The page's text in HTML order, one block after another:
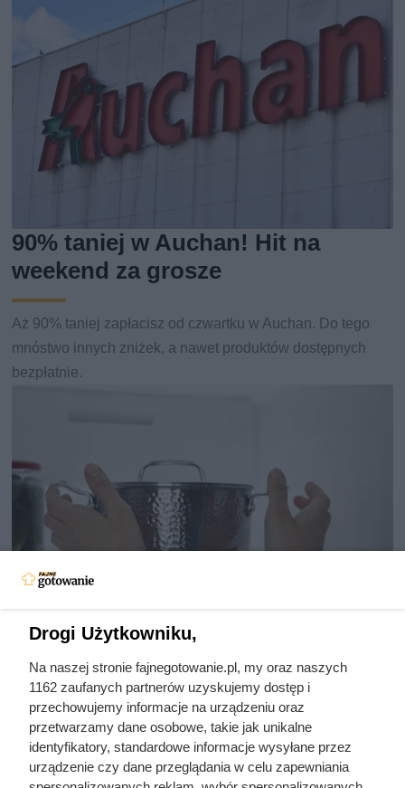
90% taniej w Auchan! Hit na
weekend za grosze
Aż 90% taniej zapłacisz od czwartku w Auchan. Do tego
mnóstwo innych zniżek, a nawet produktów dostępnych
bezpłatnie.
Pamiętasz ją z wakacji u babci?
Od strony dietetycznej to jeden z
najgorszych obiadów
Drogi Użytkowniku,
Na naszej stronie fajnegotowanie.pl, my oraz naszych
1162 zaufanych partnerów uzyskujemy dostęp i
przechowujemy informacje na urządzeniu oraz
przetwarzamy dane osobowe, takie jak unikalne
identyfikatory, standardowe informacje wysyłane przez
urządzenie czy dane przeglądania w celu zapewniania